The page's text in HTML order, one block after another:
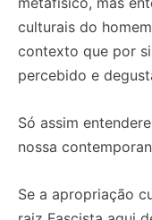
culturais do
contexto que por
percebido e
Só assim
nossa
Se a apropriação